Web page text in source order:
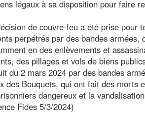
légaux à sa disposition pour faire
de couvre-feu a été prise pour
perpétrés par des bandes
en des enlèvements et
des pillages et vols de biens
du 2 mars 2024 par des bandes
des Bouquets, qui ont fait des morts
dangereux et la
Fides 5/3/2024)